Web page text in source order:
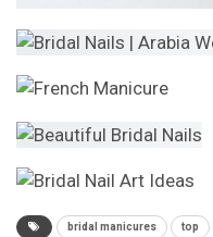
bridal manicures top